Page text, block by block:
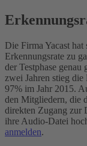
Die Firma Yacast
Erkennungsrate zu
der Testphase
zwei Jahren stieg
97% im Jahr 2015.
den Mitgliedern, die
direkten Zugang zur
ihre Audio-Datei
anmelden.